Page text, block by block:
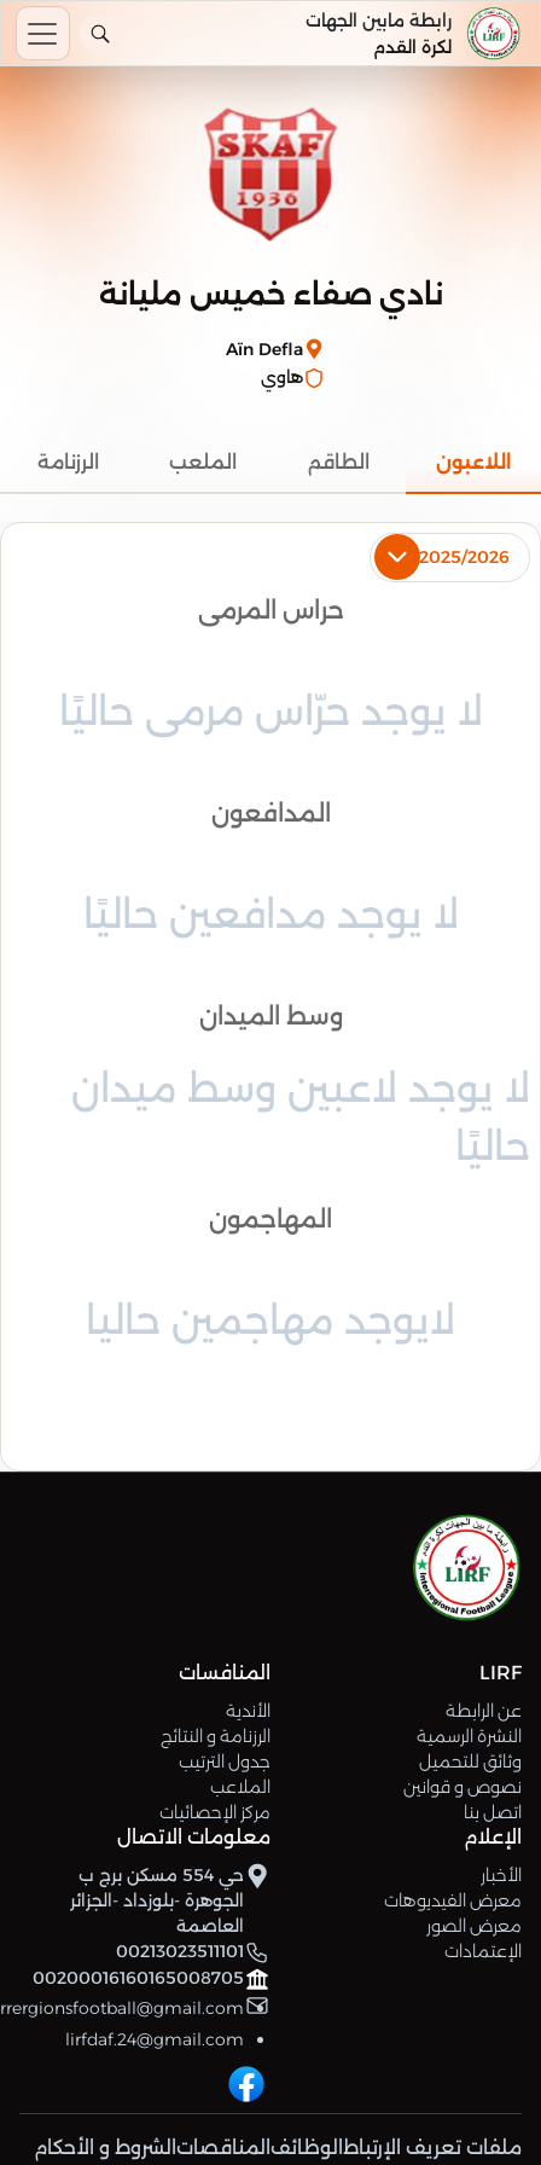
رابطة مابين الجهات
لكرة القدم
نادي صفاء خميس مليانة
Aïn Defla
هاوي
اللاعبون الطاقم الملعب الرزنامة
2025/2026
حراس المرمى
لا يوجد حرّاس مرمى حاليًا
المدافعون
لا يوجد مدافعين حاليًا
وسط الميدان
لا يوجد لاعبين وسط ميدان
حاليًا
المهاجمون
لايوجد مهاجمين حاليا
LIRF
عن الرابطة
النشرة الرسمية
وثائق للتحميل
نصوص و قوانين
اتصل بنا
المنافسات
الأندية
الرزنامة و النتائج
جدول الترتيب
الملاعب
مركز الإحصائيات
الإعلام
الأخبار
معرض الفيديوهات
معرض الصور
الإعتمادات
معلومات الاتصال
حي 554 مسكن برج ب
الجوهرة -بلوزداد -الجزائر
العاصمة
00213023511101
00200016160165008705
lirfdaf.24@gmail.com
ملفات تعريف الإرتباط الوظائف المناقصات الشروط و الأحكام